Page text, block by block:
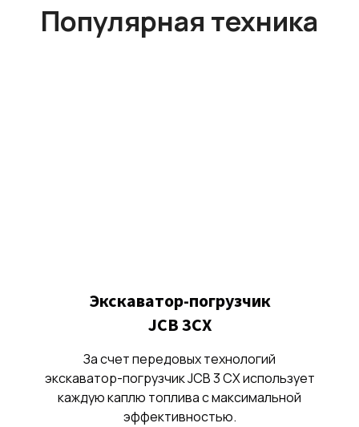
Популярная техника
Экскаватор-погрузчик
JCB 3CX
За счет передовых технологий
экскаватор-погрузчик JCB 3 CX использует
каждую каплю топлива с максимальной
эффективностью.